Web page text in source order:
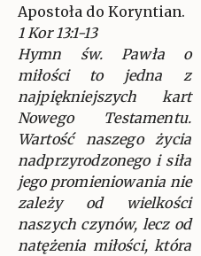
Apostoła do Koryntian.
1 Kor 13:1-13
Hymn św. Pawła o
miłości to jedna z
najpiękniejszych kart
Nowego Testamentu.
Wartość naszego życia
nadprzyrodzonego i siła
jego promieniowania nie
zależy od wielkości
naszych czynów, lecz od
natężenia miłości, która